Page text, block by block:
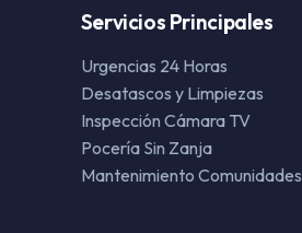
Servicios Principales
Urgencias 24 Horas
Desatascos y Limpiezas
Inspección Cámara TV
Pocería Sin Zanja
Mantenimiento Comunidades